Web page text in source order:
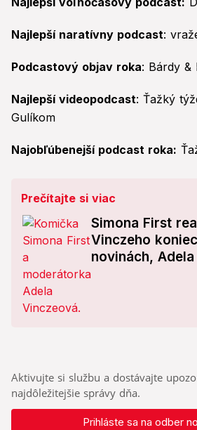
Najlepší naratívny podcast:
Podcastový objav roka: Bárdy &
Najlepší videopodcast: Ťažký
Gulíkom
Najobľúbenejší podcast roka:
Prečítajte si viac
Simona First
Vinczeho
novinách,
Aktivujte si službu a dostávajte
najdôležitejšie správy dňa.
Prihláste sa na odber